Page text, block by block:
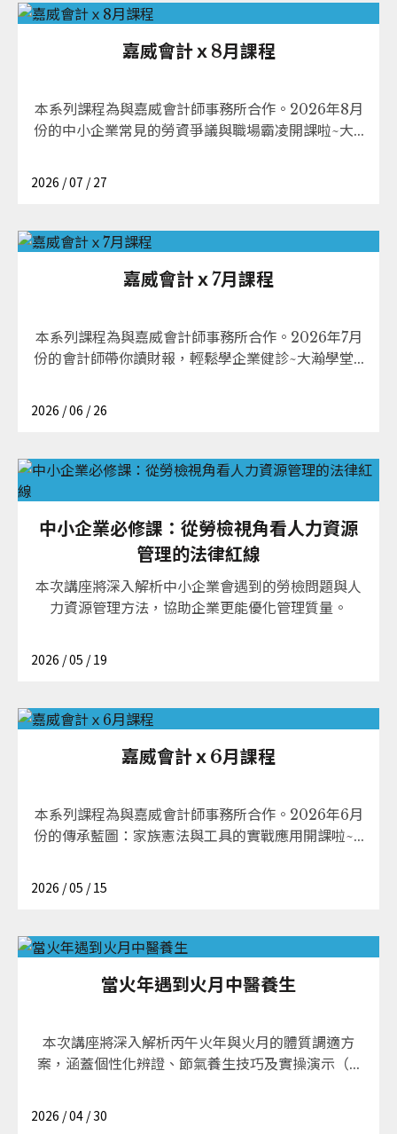
嘉威會計ｘ8月課程
本系列課程為與嘉威會計師事務所合作。2026年8月
份的中小企業常見的勞資爭議與職場霸凌開課啦~大...
2026 / 07 / 27
嘉威會計ｘ7月課程
本系列課程為與嘉威會計師事務所合作。2026年7月
份的會計師帶你讀財報，輕鬆學企業健診~大瀚學堂...
2026 / 06 / 26
中小企業必修課：從勞檢視角看人力資源
管理的法律紅線
本次講座將深入解析中小企業會遇到的勞檢問題與人
力資源管理方法，協助企業更能優化管理質量。
2026 / 05 / 19
嘉威會計ｘ6月課程
本系列課程為與嘉威會計師事務所合作。2026年6月
份的傳承藍圖：家族憲法與工具的實戰應用開課啦~...
2026 / 05 / 15
當火年遇到火月中醫養生
本次講座將深入解析丙午火年與火月的體質調適方
案，涵蓋個性化辨證、節氣養生技巧及實操演示（...
2026 / 04 / 30